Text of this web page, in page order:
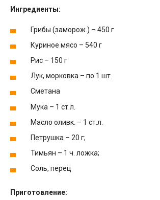
Ингредиенты:
Грибы (заморож.) – 450 г
Куриное мясо – 540 г
Рис – 150 г
Лук, морковка – по 1 шт.
Сметана
Мука – 1 ст.л.
Масло оливк. – 1 ст.л.
Петрушка – 20 г;
Тимьян – 1 ч. ложка;
Соль, перец
Приготовление: